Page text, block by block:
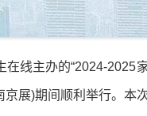
线主办的“2024-2025
展)期间顺利举行。